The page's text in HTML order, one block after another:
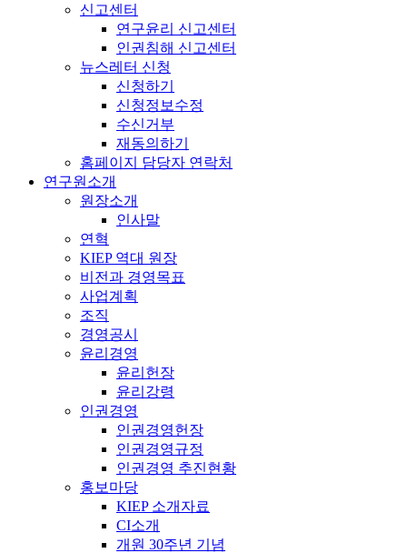
신고센터
연구윤리 신고센터
인권침해 신고센터
뉴스레터 신청
신청하기
신청정보수정
수신거부
재동의하기
홈페이지 담당자 연락처
연구원소개
원장소개
인사말
연혁
KIEP 역대 원장
비전과 경영목표
사업계획
조직
경영공시
윤리경영
윤리헌장
윤리강령
인권경영
인권경영헌장
인권경영규정
인권경영 추진현황
홍보마당
KIEP 소개자료
CI소개
개원 30주년 기념